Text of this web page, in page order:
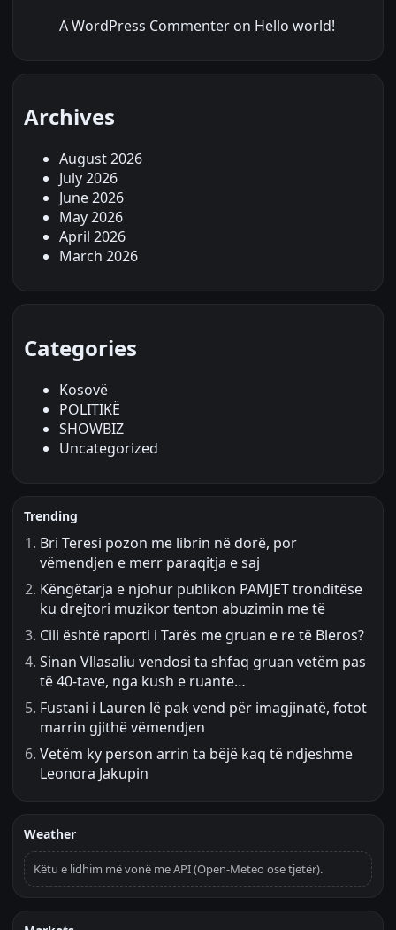
A WordPress Commenter on Hello world!
Archives
August 2026
July 2026
June 2026
May 2026
April 2026
March 2026
Categories
Kosovë
POLITIKË
SHOWBIZ
Uncategorized
Trending
Bri Teresi pozon me librin në dorë, por
vëmendjen e merr paraqitja e saj
Këngëtarja e njohur publikon PAMJET tronditëse
ku drejtori muzikor tenton abuzimin me të
Cili është raporti i Tarës me gruan e re të Bleros?
Sinan Vllasaliu vendosi ta shfaq gruan vetëm pas
të 40-tave, nga kush e ruante…
Fustani i Lauren lë pak vend për imagjinatë, fotot
marrin gjithë vëmendjen
Vetëm ky person arrin ta bëjë kaq të ndjeshme
Leonora Jakupin
Weather
Këtu e lidhim më vonë me API (Open-Meteo ose tjetër).